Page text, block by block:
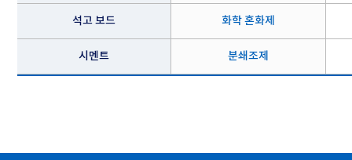
석고 보드 화학 혼화제
시멘트 분쇄조제